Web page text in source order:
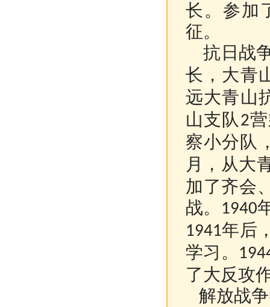
长。参加
征。
抗日战
长，大青
远大青山
山支队 2
察小分队
月，从大
加了齐会
战。
1940
1941年后
学习。
了大反攻
解放战